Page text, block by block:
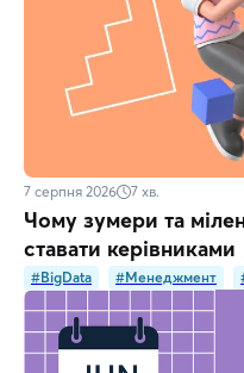
7 серпня 2026 7 хв.
Чому зумери та
ставати керівниками
#BigData #Менеджмент